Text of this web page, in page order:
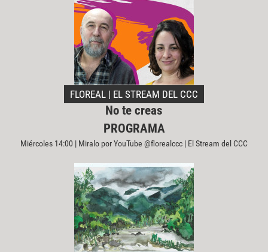
FLOREAL | EL STREAM DEL CCC
No te creas
PROGRAMA
Miércoles 14:00 | Miralo por YouTube @florealccc | El Stream del CCC